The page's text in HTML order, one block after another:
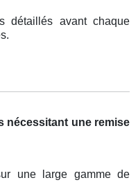
détaillés avant chaque
nécessitant une remise
une large gamme de